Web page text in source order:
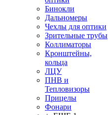
Бинокли
Дальномеры
Чехлы для оптики
Зрительные трубы
Коллиматоры
Кронштейны,
кольца
ЛЦУ
ПНВ и
Тепловизоры
Прицелы
Фонари